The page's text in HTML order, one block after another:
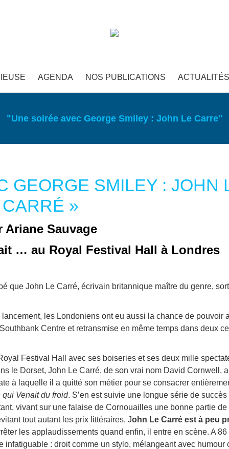
AGENDA NOS PUBLICATIONS ACTUALITÉS
"Une soirée avec George Smiley : John Le Carre"
GEORGE SMILEY : JOHN
CARRÉ »
Ariane Sauvage
… au Royal Festival Hall à Londres
que John Le Carré, écrivain britannique maître du genre,
les Londoniens ont eu aussi la chance de pouvoir
Centre et retransmise en même temps dans deux
Festival Hall avec ses boiseries et ses deux mille
le Dorset, John Le Carré, de son vrai nom David Cornwell,
à laquelle il a quitté son métier pour se consacrer
qui Venait du froid. S’en est suivie une longue série de
vivant sur une falaise de Cornouailles une bonne partie de
tout autant les prix littéraires, John Le Carré est à peu
les applaudissements quand enfin, il entre en scène. A 86
: droit comme un stylo, mélangeant avec humour